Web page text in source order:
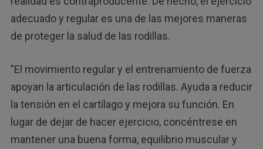
adecuado y regular es una de las mejores maneras
de proteger la salud de las rodillas.
"El movimiento regular y el entrenamiento de fuerza
apoyan la articulación de las rodillas. Ayuda a reducir
la tensión en el cartílago y mejora su función. En
lugar de dejar de hacer ejercicio, concéntrese en
mantener una buena forma, equilibrio muscular y